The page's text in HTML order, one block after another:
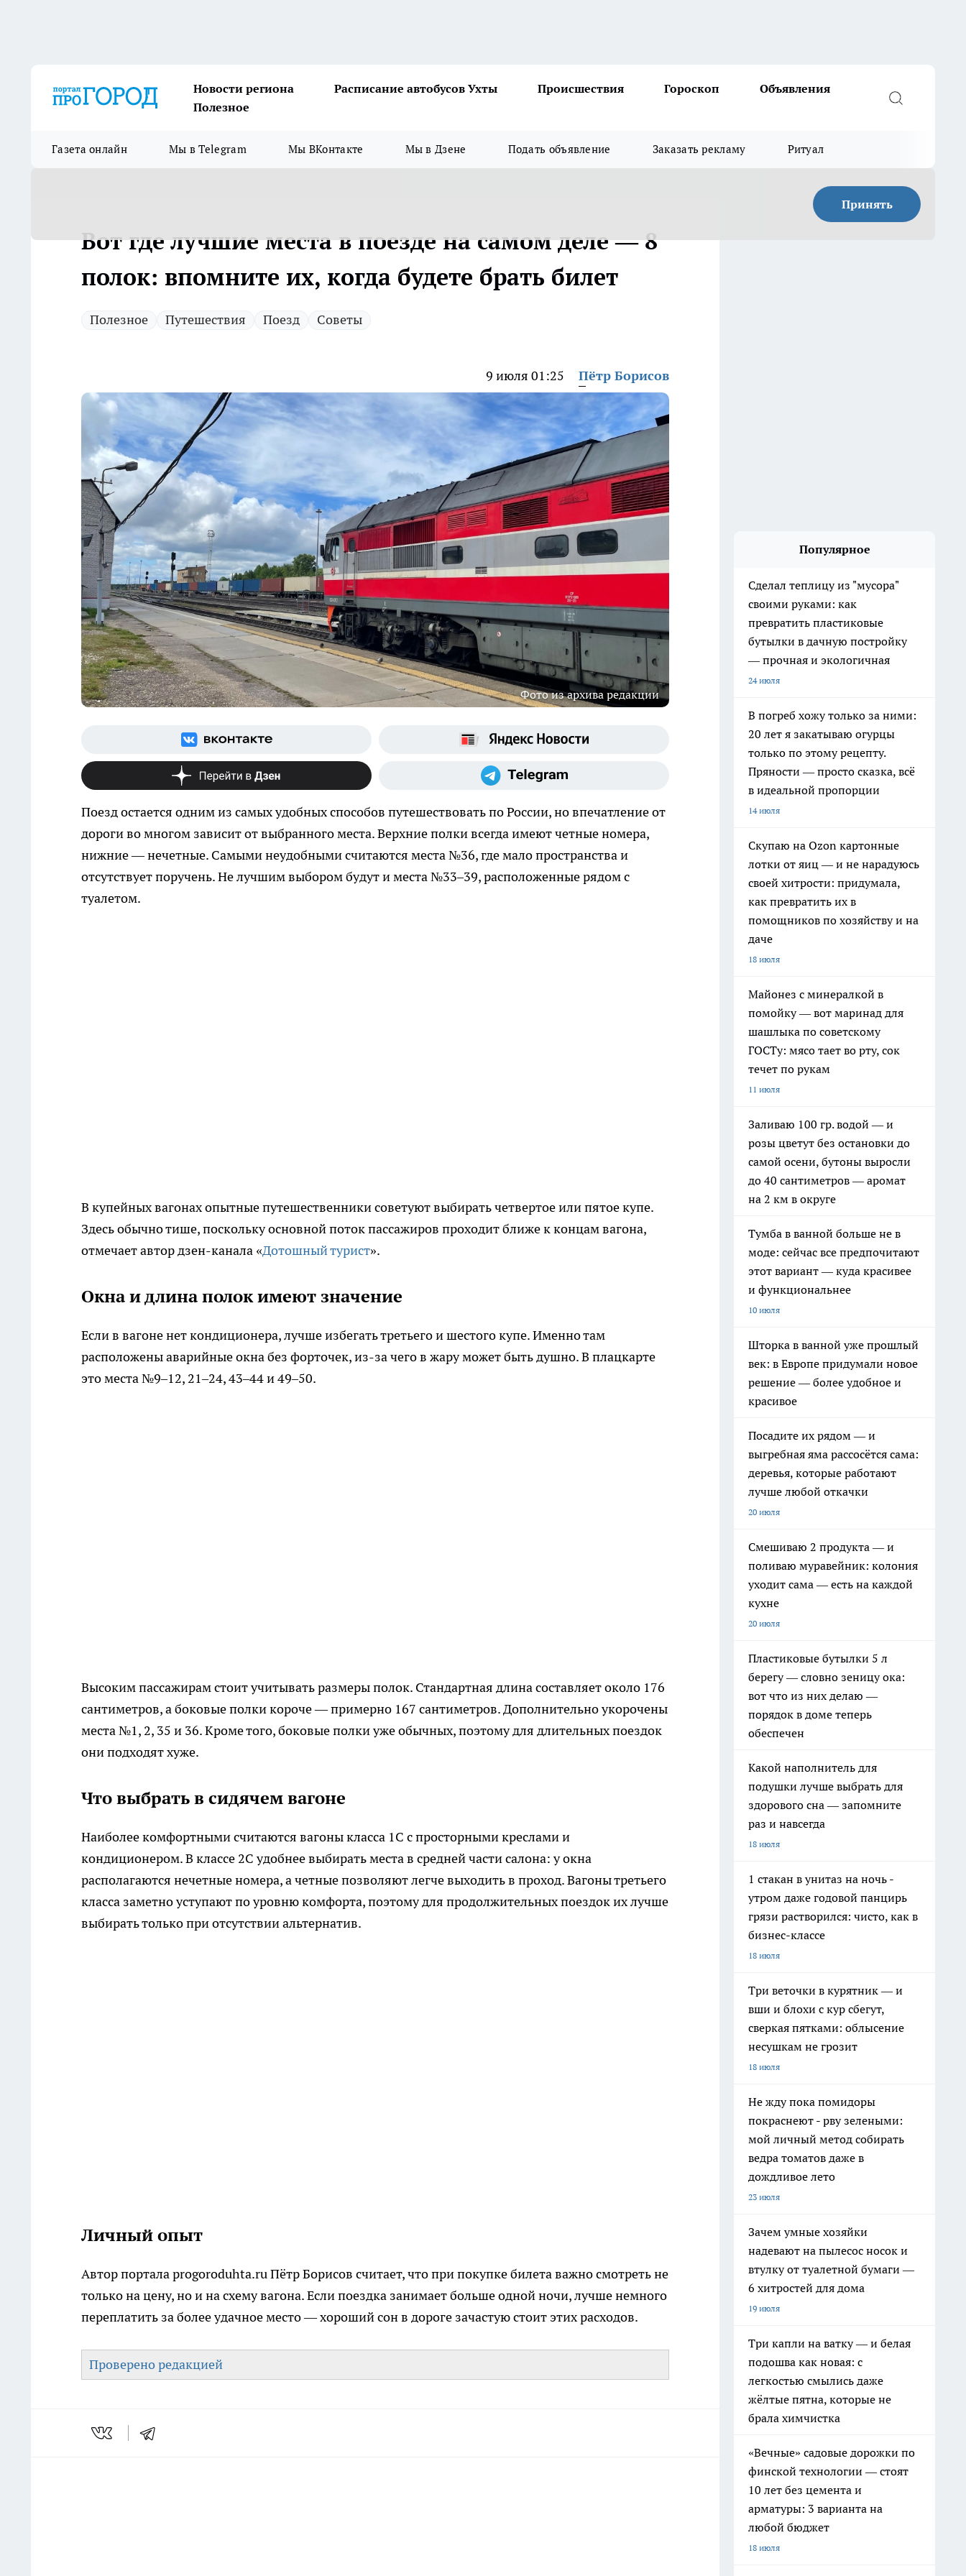
Новости региона Расписание автобусов Ухты Происшествия Гороскоп
Объявления
Полезное
Газета онлайн Мы в Telegram Мы ВКонтакте Мы в Дзене Подать объявление Заказать рекламу Ритуал
Принять
Вот где лучшие места в поезде на самом деле — 8
полок: впомните их, когда будете брать билет
Полезное Путешествия Поезд Советы
9 июля 01:25 Пётр Борисов
Фото из архива редакции
Поезд остается одним из самых удобных способов путешествовать по России, но впечатление от
дороги во многом зависит от выбранного места. Верхние полки всегда имеют четные номера,
нижние — нечетные. Самыми неудобными считаются места №36, где мало пространства и
отсутствует поручень. Не лучшим выбором будут и места №33–39, расположенные рядом с
туалетом.
В купейных вагонах опытные путешественники советуют выбирать четвертое или пятое купе.
Здесь обычно тише, поскольку основной поток пассажиров проходит ближе к концам вагона,
отмечает автор дзен-канала «Дотошный турист».
Окна и длина полок имеют значение
Если в вагоне нет кондиционера, лучше избегать третьего и шестого купе. Именно там
расположены аварийные окна без форточек, из-за чего в жару может быть душно. В плацкарте
это места №9–12, 21–24, 43–44 и 49–50.
Высоким пассажирам стоит учитывать размеры полок. Стандартная длина составляет около 176
сантиметров, а боковые полки короче — примерно 167 сантиметров. Дополнительно укорочены
места №1, 2, 35 и 36. Кроме того, боковые полки уже обычных, поэтому для длительных поездок
они подходят хуже.
Что выбрать в сидячем вагоне
Наиболее комфортными считаются вагоны класса 1С с просторными креслами и
кондиционером. В классе 2С удобнее выбирать места в средней части салона: у окна
располагаются нечетные номера, а четные позволяют легче выходить в проход. Вагоны третьего
класса заметно уступают по уровню комфорта, поэтому для продолжительных поездок их лучше
выбирать только при отсутствии альтернатив.
Личный опыт
Автор портала progoroduhta.ru Пётр Борисов считает, что при покупке билета важно смотреть не
только на цену, но и на схему вагона. Если поездка занимает больше одной ночи, лучше немного
переплатить за более удачное место — хороший сон в дороге зачастую стоит этих расходов.
Проверено редакцией
Популярное
Сделал теплицу из "мусора"
своими руками: как
превратить пластиковые
бутылки в дачную постройку
— прочная и экологичная
24 июля
В погреб хожу только за ними:
20 лет я закатываю огурцы
только по этому рецепту.
Пряности — просто сказка, всё
в идеальной пропорции
14 июля
Скупаю на Ozon картонные
лотки от яиц — и не нарадуюсь
своей хитрости: придумала,
как превратить их в
помощников по хозяйству и на
даче
18 июля
Майонез с минералкой в
помойку — вот маринад для
шашлыка по советскому
ГОСТу: мясо тает во рту, сок
течет по рукам
11 июля
Заливаю 100 гр. водой — и
розы цветут без остановки до
самой осени, бутоны выросли
до 40 сантиметров — аромат
на 2 км в округе
Тумба в ванной больше не в
моде: сейчас все предпочитают
этот вариант — куда красивее
и функциональнее
10 июля
Шторка в ванной уже прошлый
век: в Европе придумали новое
решение — более удобное и
красивое
Посадите их рядом — и
выгребная яма рассосётся сама:
деревья, которые работают
лучше любой откачки
20 июля
Смешиваю 2 продукта — и
поливаю муравейник: колония
уходит сама — есть на каждой
кухне
20 июля
Пластиковые бутылки 5 л
берегу — словно зеницу ока:
вот что из них делаю —
порядок в доме теперь
обеспечен
Какой наполнитель для
подушки лучше выбрать для
здорового сна — запомните
раз и навсегда
18 июля
1 стакан в унитаз на ночь -
утром даже годовой панцирь
грязи растворился: чисто, как в
бизнес-классе
18 июля
Три веточки в курятник — и
вши и блохи с кур сбегут,
сверкая пятками: облысение
несушкам не грозит
18 июля
Не жду пока помидоры
покраснеют - рву зелеными:
мой личный метод собирать
ведра томатов даже в
дождливое лето
23 июля
Зачем умные хозяйки
надевают на пылесос носок и
втулку от туалетной бумаги —
6 хитростей для дома
19 июля
Три капли на ватку — и белая
подошва как новая: с
легкостью смылись даже
жёлтые пятна, которые не
брала химчистка
«Вечные» садовые дорожки по
финской технологии — стоят
10 лет без цемента и
арматуры: 3 варианта на
любой бюджет
18 июля